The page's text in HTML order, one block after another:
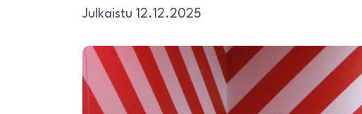
Julkaistu 12.12.2025